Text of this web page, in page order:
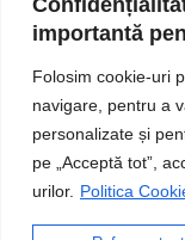
importantă
Folosim cookie-uri
navigare, pentru a
personalizate și
pe „Acceptă tot”,
urilor. Politica